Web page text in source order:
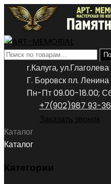
Искать:
г.Калуга,
Г. Боровск пл. Ленина
Пн-Пт 09.00-18.00;
+7(902)987 93-36
Заказать звонок
Каталог
Каталог
Категории